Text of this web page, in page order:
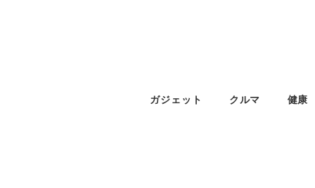
ガジェット クルマ 健康